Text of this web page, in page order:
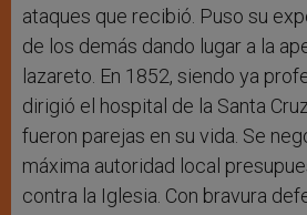
ataques que recibió. Puso su
de los demás dando lugar a la
lazareto. En 1852, siendo ya
dirigió el hospital de la Santa
fueron parejas en su vida. Se
máxima autoridad local
contra la Iglesia. Con bravura